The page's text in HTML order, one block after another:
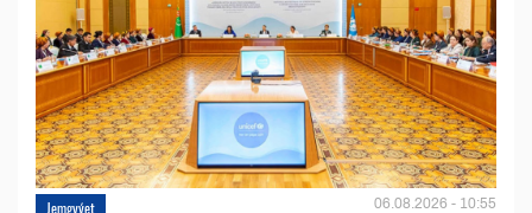
Jemgyýet 06.08.2026 - 10:55